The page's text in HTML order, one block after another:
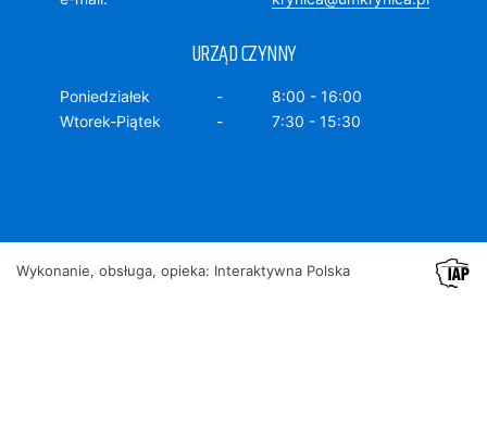
URZĄD CZYNNY
Poniedziałek
8:00 - 16:00
Wtorek-Piątek
7:30 - 15:30
Wykonanie, obsługa, opieka: Interaktywna Polska